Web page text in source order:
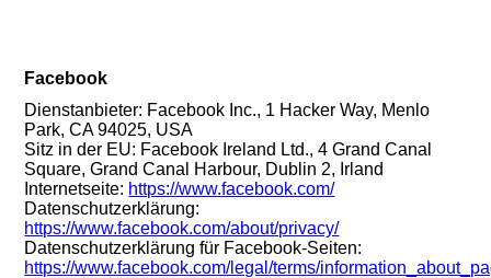
Facebook
Dienstanbieter: Facebook Inc., 1 Hacker Way, Menlo
Park, CA 94025, USA
Sitz in der EU: Facebook Ireland Ltd., 4 Grand Canal
Square, Grand Canal Harbour, Dublin 2, Irland
Internetseite: https://www.facebook.com/
Datenschutzerklärung:
https://www.facebook.com/about/privacy/
Datenschutzerklärung für Facebook-Seiten:
https://www.facebook.com/legal/terms/